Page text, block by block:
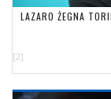
LAZARO ŻEGNA
[2]